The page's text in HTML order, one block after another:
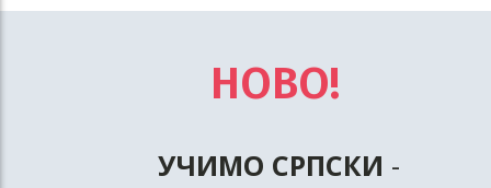
НОВО!
УЧИМО СРПСКИ -